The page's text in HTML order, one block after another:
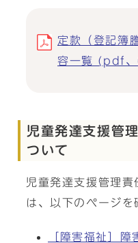
定款（登記簿
容一覧 (pdf
児童発達支援管
ついて
児童発達支援管理責
は、以下のページを
［障害福祉］